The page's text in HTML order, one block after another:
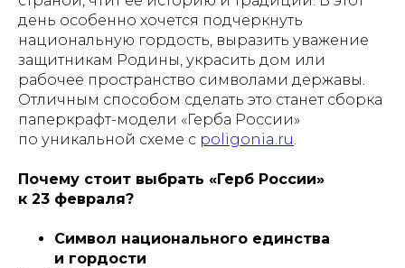
день особенно хочется подчеркнуть
национальную гордость, выразить уважение
защитникам Родины, украсить дом или
рабочее пространство символами державы.
Отличным способом сделать это станет сборка
паперкрафт-модели «Герба России»
по уникальной схеме с poligonia.ru.
Почему стоит выбрать «Герб России»
к 23 февраля?
Символ национального единства
и гордости